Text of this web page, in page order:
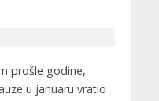
prošle godine,
u januaru vratio